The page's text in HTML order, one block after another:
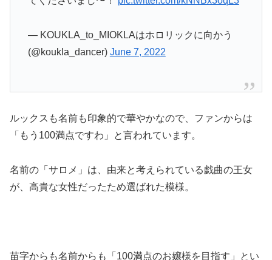
— KOUKLA_to_MIOKLAはホロリックに向かう
(@koukla_dancer) June 7, 2022
ルックスも名前も印象的で華やかなので、ファンからは
「もう100満点ですわ」と言われています。
名前の「サロメ」は、由来と考えられている戯曲の王女
が、高貴な女性だったため選ばれた模様。
苗字からも名前からも「100満点のお嬢様を目指す」とい